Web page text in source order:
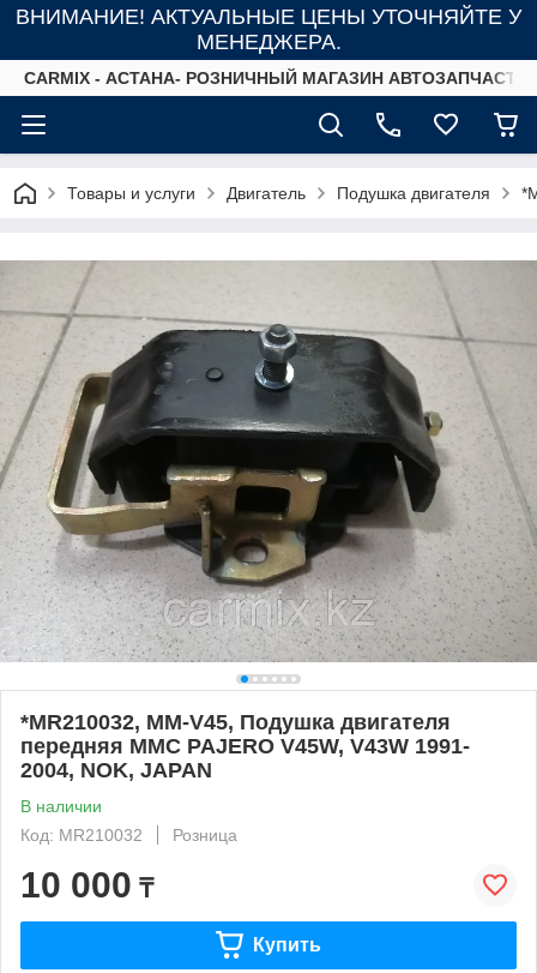
ВНИМАНИЕ! АКТУАЛЬНЫЕ ЦЕНЫ УТОЧНЯЙТЕ У
МЕНЕДЖЕРА.
СARMIX - АСТАНА- РОЗНИЧНЫЙ МАГАЗИН
Товары и услуги Двигатель Подушка двигателя
*MR210032, MM-V45, Подушка двигателя
передняя MMC PAJERO V45W, V43W 1991-
2004, NOK, JAPAN
В наличии
Код: MR210032
Розница
10 000 ₸
Купить